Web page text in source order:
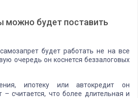
можно будет поставить
будет работать не на все
очередь он коснется беззалоговых
ипотеку или автокредит он
– считается, что более длительная и